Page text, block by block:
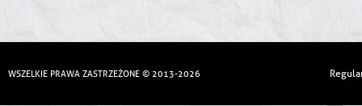
WSZELKIE PRAWA ZASTRZEŻONE © 2013-2026